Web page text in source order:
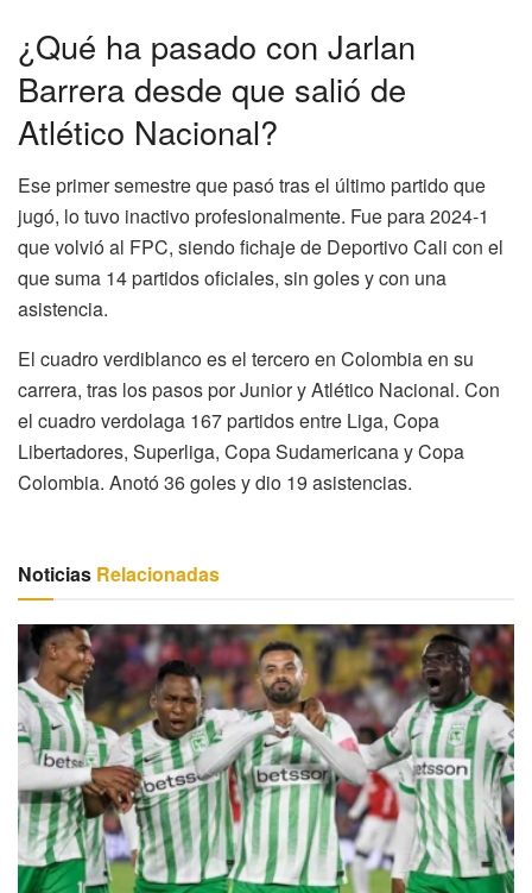
¿Qué ha pasado con Jarlan
Barrera desde que salió de
Atlético Nacional?
Ese primer semestre que pasó tras el último partido que
jugó, lo tuvo inactivo profesionalmente. Fue para 2024-1
que volvió al FPC, siendo fichaje de Deportivo Cali con el
que suma 14 partidos oficiales, sin goles y con una
asistencia.
El cuadro verdiblanco es el tercero en Colombia en su
carrera, tras los pasos por Junior y Atlético Nacional. Con
el cuadro verdolaga 167 partidos entre Liga, Copa
Libertadores, Superliga, Copa Sudamericana y Copa
Colombia. Anotó 36 goles y dio 19 asistencias.
Noticias Relacionadas